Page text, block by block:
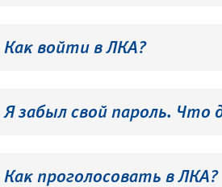
Как войти в ЛКА?
Я забыл свой пароль. Что
Как проголосовать в ЛКА?